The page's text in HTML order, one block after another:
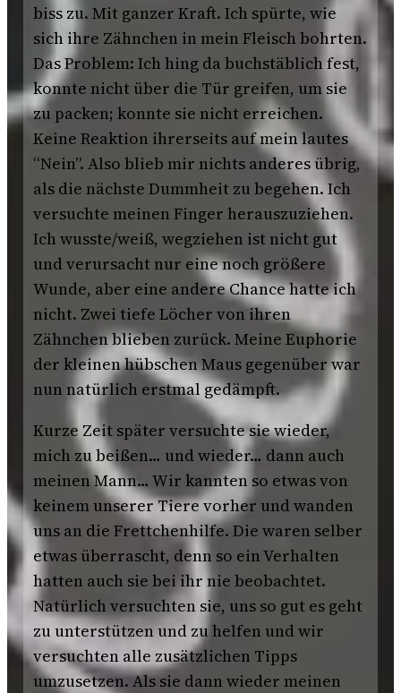
biss zu. Mit ganzer Kraft. Ich spürte, wie
sich ihre Zähnchen in mein Fleisch bohrten.
Das Problem: Ich hing da buchstäblich fest,
konnte nicht über die Tür greifen, um sie
zu packen; konnte sie nicht erreichen.
Keine Reaktion ihrerseits auf mein lautes
“Nein”. Also blieb mir nichts anderes übrig,
als die nächste Dummheit zu begehen. Ich
versuchte meinen Finger herauszuziehen.
Ich wusste/weiß, wegziehen ist nicht gut
und verursacht nur eine noch größere
Wunde, aber eine andere Chance hatte ich
nicht. Zwei tiefe Löcher von ihren
Zähnchen blieben zurück. Meine Euphorie
der kleinen hübschen Maus gegenüber war
nun natürlich erstmal gedämpft.
Kurze Zeit später versuchte sie wieder,
mich zu beißen… und wieder… dann auch
meinen Mann… Wir kannten so etwas von
keinem unserer Tiere vorher und wanden
uns an die Frettchenhilfe. Die waren selber
etwas überrascht, denn so ein Verhalten
hatten auch sie bei ihr nie beobachtet.
Natürlich versuchten sie, uns so gut es geht
zu unterstützen und zu helfen und wir
versuchten alle zusätzlichen Tipps
umzusetzen. Als sie dann wieder meinen